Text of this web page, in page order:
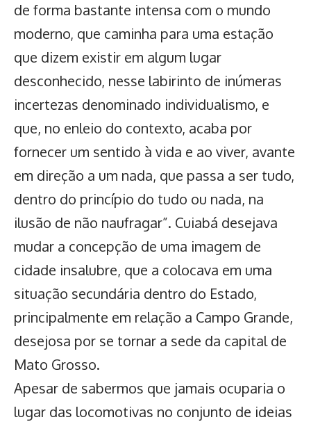
de forma bastante intensa com o mundo
moderno, que caminha para uma estação
que dizem existir em algum lugar
desconhecido, nesse labirinto de inúmeras
incertezas denominado individualismo, e
que, no enleio do contexto, acaba por
fornecer um sentido à vida e ao viver, avante
em direção a um nada, que passa a ser tudo,
dentro do princípio do tudo ou nada, na
ilusão de não naufragar”. Cuiabá desejava
mudar a concepção de uma imagem de
cidade insalubre, que a colocava em uma
situação secundária dentro do Estado,
principalmente em relação a Campo Grande,
desejosa por se tornar a sede da capital de
Mato Grosso.
Apesar de sabermos que jamais ocuparia o
lugar das locomotivas no conjunto de ideias